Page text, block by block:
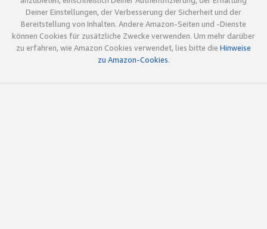
Deiner Einstellungen, der Verbesserung der Sicherheit und der
Bereitstellung von Inhalten. Andere Amazon-Seiten und -Dienste
können Cookies für zusätzliche Zwecke verwenden. Um mehr darüber
zu erfahren, wie Amazon Cookies verwendet, lies bitte die Hinweise
zu Amazon-Cookies.